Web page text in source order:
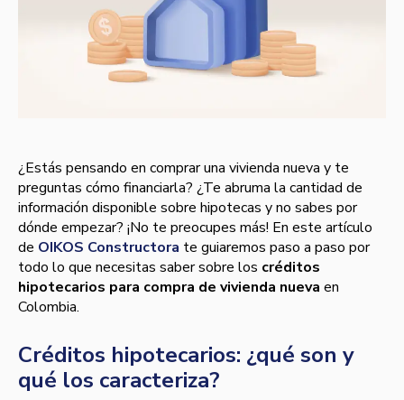
¿Estás pensando en comprar una vivienda nueva y te
preguntas cómo financiarla? ¿Te abruma la cantidad de
información disponible sobre hipotecas y no sabes por
dónde empezar? ¡No te preocupes más! En este artículo
de OIKOS Constructora te guiaremos paso a paso por
todo lo que necesitas saber sobre los créditos
hipotecarios para compra de vivienda nueva en
Colombia.
Créditos hipotecarios: ¿qué son y
qué los caracteriza?